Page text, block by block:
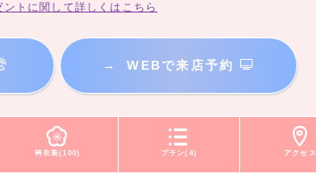
トに関して詳しくはこちら
→ WEBで来店予約
袴衣装(100) プラン(4) アクセス